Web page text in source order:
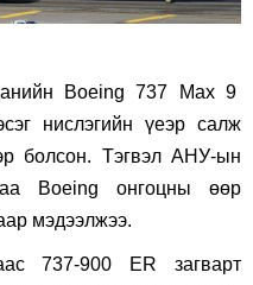
Boeing 737 Max 9
нислэгийн үеэр салж
болсон. Тэгвэл АНУ-ын
Boeing онгоцны өөр
мэдээлжээ.
737-900 ER загварт